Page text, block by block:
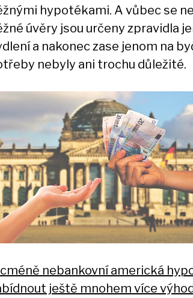
hypotékami. A vůbec se
úvěry jsou určeny zpravidla
a nakonec zase jenom na
nebyly ani trochu důležité.
nebankovní americká
ještě mnohem více